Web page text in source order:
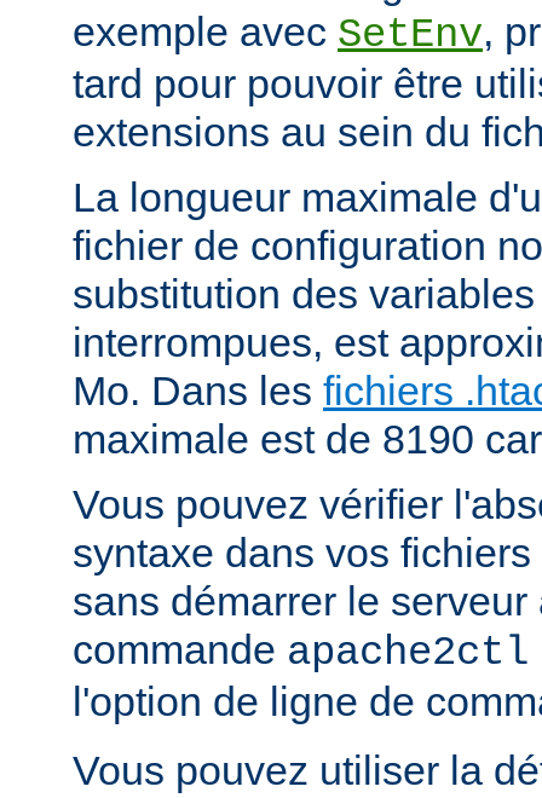
exemple avec SetEnv,
tard pour pouvoir être
extensions au sein du
La longueur maximale
fichier de configuration
substitution des
interrompues, est
Mo. Dans les fichiers
maximale est de 8190
Vous pouvez vérifier
syntaxe dans vos
sans démarrer le
commande
l'option de ligne de
Vous pouvez utiliser la